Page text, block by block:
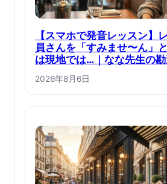
【スマホで発音レッスン】
員さんを「すみませ〜ん」
は現地では…｜なな先生の
2026年8月6日